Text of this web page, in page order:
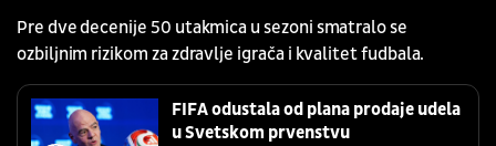
Pre dve decenije 50 utakmica u sezoni smatralo se
ozbiljnim rizikom za zdravlje igrača i kvalitet fudbala.
FIFA odustala od plana prodaje udela
u Svetskom prvenstvu